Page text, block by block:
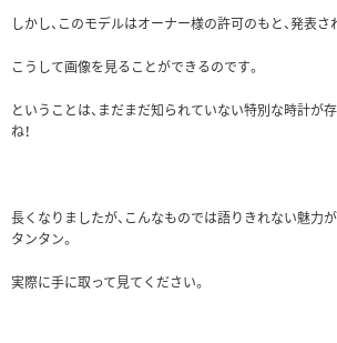
しかし、このモデルはオーナー様の許可のもと、発表
こうして画像を見ることができるのです。
ということは、まだまだ知られていない特別な時計が
ね！
長くなりましたが、こんなものでは語りきれない魅力
タンタン。
実際に手に取って見てください。